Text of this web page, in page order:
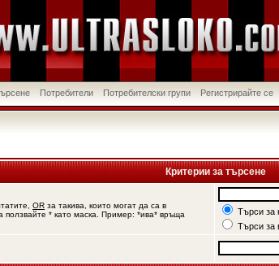
Потребители Потребителски групи Регистрирайте се
Критерии за търсене
OR за такива, които могат да са в
ползвайте * като маска. Пример: *ива* връща
Търси за
Търси за